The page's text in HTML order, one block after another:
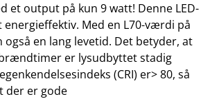
et output på kun 9 watt! Denne LED-
Med en L70-værdi på
en lang levetid. Det betyder, at
er lysudbyttet stadig
(CRI) er> 80, så
der er gode